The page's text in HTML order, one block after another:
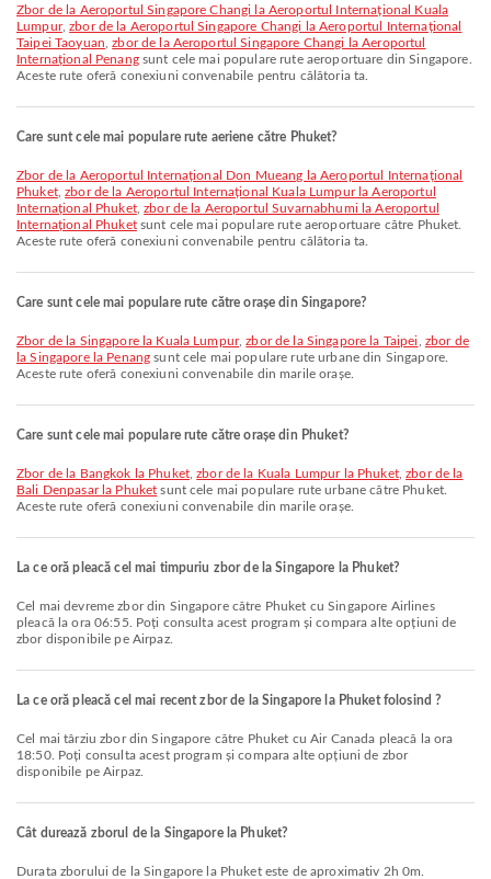
zbor de la Aeroportul Singapore Changi la Aeroportul Internațional Kuala
Lumpur,zbor de la Aeroportul Singapore Changi la Aeroportul Internațional
Taipei Taoyuan ,zbor de la Aeroportul Singapore Changi la Aeroportul
Internațional Penangsunt cele mai populare rute aeroportuare din Singapore.
Aceste rute oferă conexiuni convenabile pentru călătoria ta.
Care sunt cele mai populare rute aeriene către Phuket?
zbor de la Aeroportul Internațional Don Mueang la Aeroportul Internațional
Phuket,zbor de la Aeroportul Internațional Kuala Lumpur la Aeroportul
Internațional Phuket,zbor de la Aeroportul Suvarnabhumi la Aeroportul
Internațional Phuketsunt cele mai populare rute aeroportuare către Phuket.
Aceste rute oferă conexiuni convenabile pentru călătoria ta.
Care sunt cele mai populare rute către orașe din Singapore?
zbor de la Singapore la Kuala Lumpur,zbor de la Singapore la Taipei
zbor de
la Singapore la Penang sunt cele mai populare rute urbane din Singapore.
Aceste rute oferă conexiuni convenabile din marile orașe.
Care sunt cele mai populare rute către orașe din Phuket?
zbor de la Bangkok la Phuket,zbor de la Kuala Lumpur la Phuket,zbor de la
Bali Denpasar la Phuket sunt cele mai populare rute urbane către Phuket.
Aceste rute oferă conexiuni convenabile din marile orașe.
La ce oră pleacă cel mai timpuriu zbor de la Singapore la Phuket?
Cel mai devreme zbor din Singapore către Phuket cu Singapore Airlines
pleacă la ora 06:55. Poți consulta acest program și compara alte opțiuni de
zbor disponibile pe Airpaz.
La ce oră pleacă cel mai recent zbor de la Singapore la Phuket folosind ?
Cel mai târziu zbor din Singapore către Phuket cu Air Canada pleacă la ora
18:50. Poți consulta acest program și compara alte opțiuni de zbor
disponibile pe Airpaz.
Cât durează zborul de la Singapore la Phuket?
Durata zborului de la Singapore la Phuket este de aproximativ 2h 0m.